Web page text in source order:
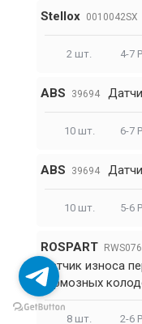
Stellox 0010042SX
2 шт. 4-7
ABS 39694
10 шт. 6-7
ABS 39694
10 шт. 5-6
ROSPART RWS076
Датчик износа
тормозных
8 шт. 2-6